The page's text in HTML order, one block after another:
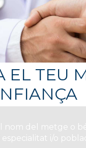
EL TEU
nom del metge o
especialitat i/o